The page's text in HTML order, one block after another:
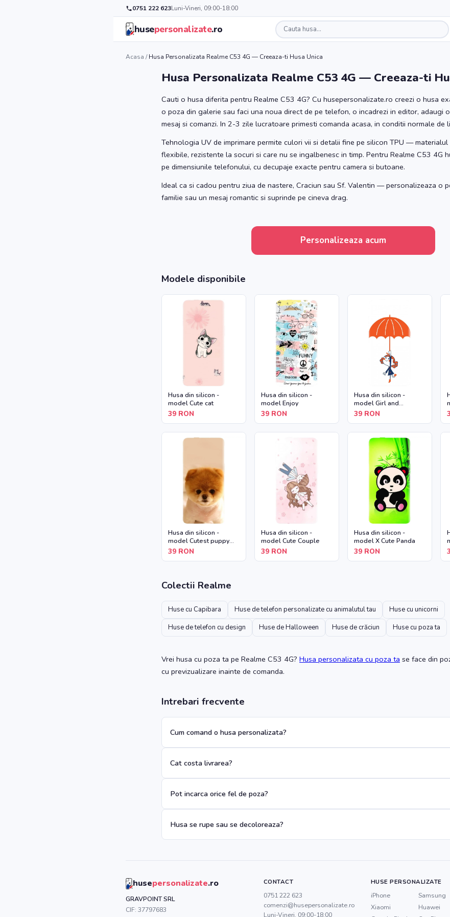
0751 222 623Luni-Vineri, 09:00-18:00
husepersonalizate.ro
Acasa /Husa Personalizata Realme C53 4G — Creeaza-ti Husa Unica
Husa Personalizata Realme C53 4G — Creeaza-ti
Cauti o husa diferita pentru Realme C53 4G? Cu husepersonalizate.ro creezi o husa
o poza din galerie sau faci una noua direct de pe telefon, o incadrezi in editor, adaugi
mesaj si comanzi. In 2-3 zile lucratoare primesti comanda acasa, in conditii normale de
Tehnologia UV de imprimare permite culori vii si detalii fine pe silicon TPU —
flexibile, rezistente la socuri si care nu se ingalbenesc in timp. Pentru Realme C53 4G
pe dimensiunile telefonului, cu decupaje exacte pentru camera si butoane.
Ideal ca si cadou pentru ziua de nastere, Craciun sau Sf. Valentin — personalizeaza o
familie sau un mesaj romantic si suprinde pe cineva drag.
Personalizeaza acum
Modele disponibile
Husa din silicon -
model Cute cat
39 RON
Husa din silicon -
model Enjoy
39 RON
Husa din silicon -
model Girl and
Umbrella
39 RON
Husa din silicon -
model Cutest puppy
dog
39 RON
Husa din silicon -
model Cute Couple
39 RON
Husa din silicon -
model X Cute Panda
39 RON
Colectii Realme
Huse cu Capibara Huse de telefon personalizate cu animalutul tau
Huse cu unicorni
Huse de telefon cu design
Huse de Halloween Huse de crăciun Huse cu poza ta
Vrei husa cu poza ta pe Realme C53 4G? Husa personalizata cu poza ta se face din
cu previzualizare inainte de comanda.
Intrebari frecvente
Cum comand o husa personalizata?
Cat costa livrarea?
Pot incarca orice fel de poza?
Husa se rupe sau se decoloreaza?
husepersonalizate.ro
GRAVPOINT SRL
CIF: 37797683
CONTACT
0751 222 623
comenzi@husepersonalizate.ro
Luni-Vineri, 09:00-18:00
HUSE PERSONALIZATE
iPhone
Samsung
Xiaomi
Huawei